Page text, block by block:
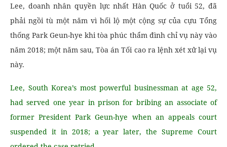
Lee, doanh nhân quyền lực nhất Hàn Quốc ở tuổi 52, đã
phải ngồi tù một năm vì hối lộ một cộng sự của cựu Tổng
thống Park Geun-hye khi tòa phúc thẩm đình chỉ vụ này vào
năm 2018; một năm sau, Tòa án Tối cao ra lệnh xét xử lại vụ
này.
Lee, South Korea’s most powerful businessman at age 52,
had served one year in prison for bribing an associate of
former President Park Geun-hye when an appeals court
suspended it in 2018; a year later, the Supreme Court